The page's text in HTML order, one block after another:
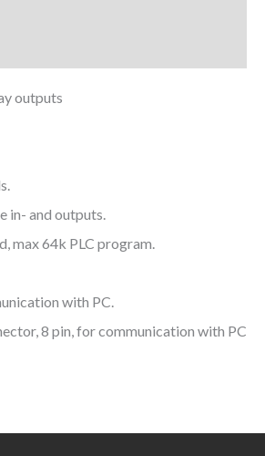
outputs
in- and outputs.
max 64k PLC program.
with PC.
8 pin, for communication with PC